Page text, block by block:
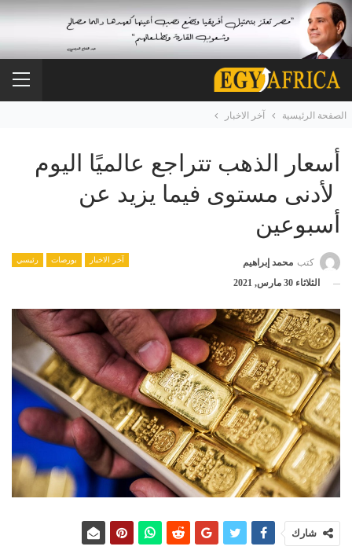
الصفحة الرئيسية آخر الاخبار
أسعار الذهب تتراجع عالميًا اليوم
لأدنى مستوى فيما يزيد عن
أسبوعين
آخر الاخبار بورصات رئيسي كتب محمد إبراهيم
الثلاثاء 30 مارس, 2021
شارك